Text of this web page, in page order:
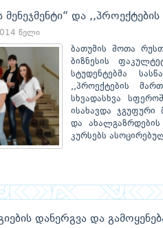
მენეჯმენტი“ და
წელი
ბათუმის შოთა
ბიზნესის
სტუდენტებმა
,,პროექტების
სხვადასხვა
ისახავდა ჯგუფური
და ახალგაზრდების
კურსებს
დანერგვა და